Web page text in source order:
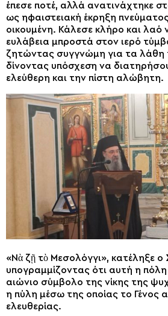
έπεσε ποτέ, αλλά ανατινάχτηκε
ως ηφαιστειακή έκρηξη
οικουμένη. Κάλεσε κλήρο και λαό
ευλάβεια μπροστά στον ιερό
ζητώντας συγγνώμη για τα λάθη
δίνοντας υπόσχεση να
ελεύθερη και την πίστη αλώβητη.
«Νὰ ζῇ τὸ Μεσολόγγι», κατέληξε
υπογραμμίζοντας ότι αυτή η πόλη
αιώνιο σύμβολο της νίκης της
η πύλη μέσω της οποίας το Γένος
ελευθερίας.